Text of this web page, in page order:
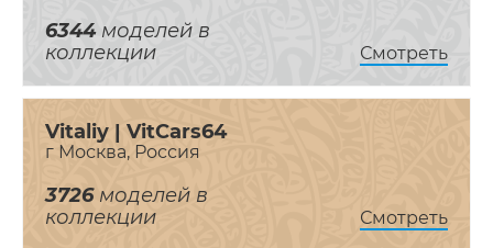
6344моделей в
коллекции
Смотреть
Vitaliy | VitCars64
г Москва, Россия
3726моделей в
коллекции
Смотреть